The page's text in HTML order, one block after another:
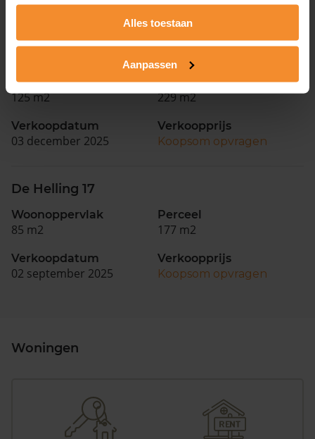
Alles toestaan
Aanpassen
15 januari 2026
Koopsom opvragen
Woonoppervlak
125 m2
Perceel
229 m2
Verkoopdatum
03 december 2025
Verkoopprijs
Koopsom opvragen
De Helling 17
Woonoppervlak
85 m2
Perceel
177 m2
Verkoopdatum
02 september 2025
Verkoopprijs
Koopsom opvragen
Woningen